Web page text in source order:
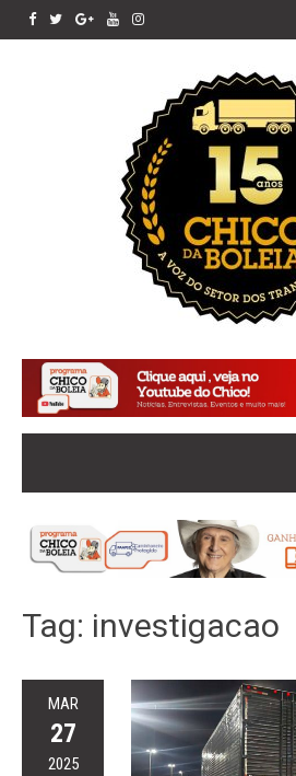
Tag: investigacao
MAR
27
2025